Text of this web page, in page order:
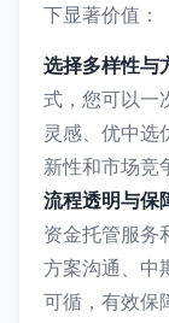
下显著价值：
选择多样性与
式，您可以一
灵感、优中选
新性和市场竞
流程透明与保
资金托管服务
方案沟通、中
可循，有效保